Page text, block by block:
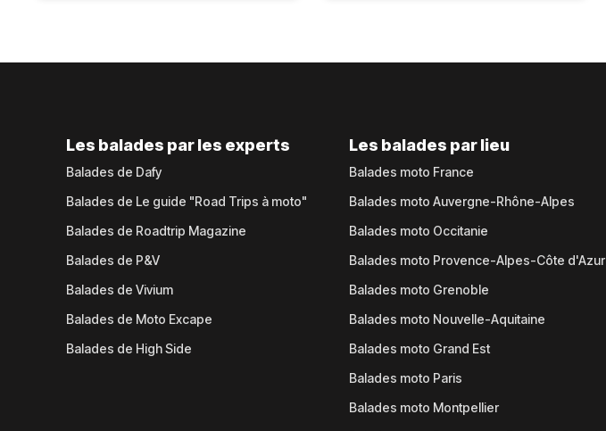
Les balades par les experts
Balades de Dafy
Balades de Le guide "Road Trips à moto"
Balades de Roadtrip Magazine
Balades de P&V
Balades de Vivium
Balades de Moto Excape
Balades de High Side
Les balades par lieu
Balades moto France
Balades moto Auvergne-Rhône-Alpes
Balades moto Occitanie
Balades moto Provence-Alpes-Côte d'Azur
Balades moto Grenoble
Balades moto Nouvelle-Aquitaine
Balades moto Grand Est
Balades moto Paris
Balades moto Montpellier